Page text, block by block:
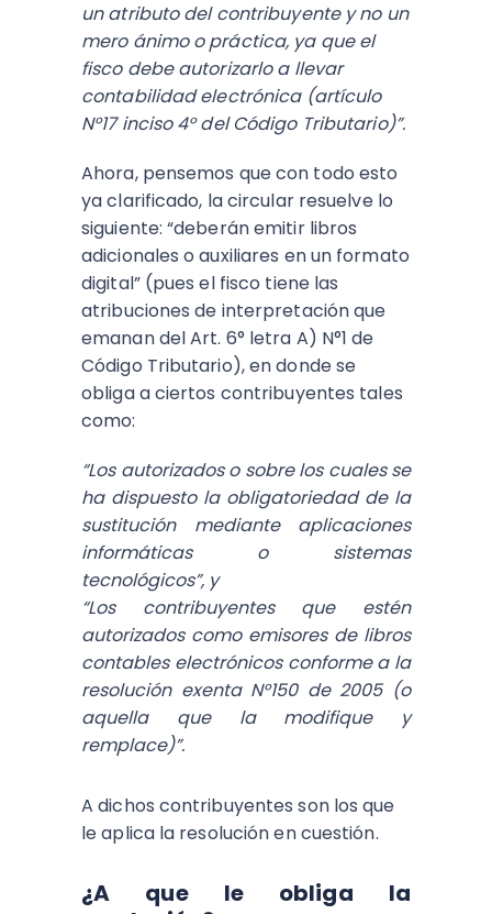
un atributo del contribuyente y no un
mero ánimo o práctica, ya que el
fisco debe autorizarlo a llevar
contabilidad electrónica (artículo
N°17 inciso 4° del Código Tributario)”.
Ahora, pensemos que con todo esto
ya clarificado, la circular resuelve lo
siguiente: “deberán emitir libros
adicionales o auxiliares en un formato
digital” (pues el fisco tiene las
atribuciones de interpretación que
emanan del Art. 6° letra A) N°1 de
Código Tributario), en donde se
obliga a ciertos contribuyentes tales
como:
“Los autorizados o sobre los cuales se
ha dispuesto la obligatoriedad de la
sustitución mediante aplicaciones
informáticas o sistemas
tecnológicos”, y
“Los contribuyentes que estén
autorizados como emisores de libros
contables electrónicos conforme a la
resolución exenta N°150 de 2005 (o
aquella que la modifique y
remplace)”.
A dichos contribuyentes son los que
le aplica la resolución en cuestión.
¿A que le obliga la